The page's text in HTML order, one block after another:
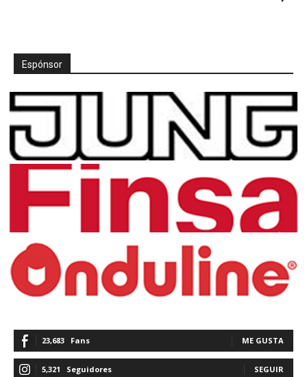
Espónsor
23,683 Fans ME GUSTA
5,321 Seguidores SEGUIR